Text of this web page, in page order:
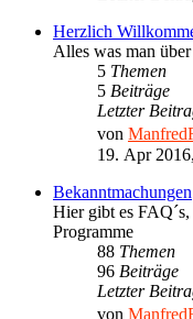
Herzlich
Alles was man
5 Themen
5 Beiträge
Letzter
von
19. Apr
Bekanntmachungen
Hier gibt es
Programme
88 Themen
96 Beiträge
Letzter
von